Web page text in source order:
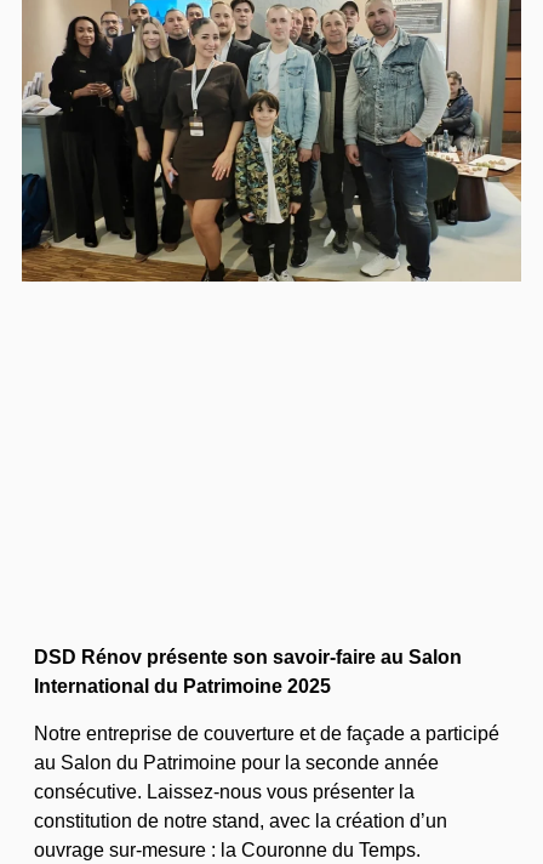
DSD Rénov présente son savoir-faire au Salon
International du Patrimoine 2025
Notre entreprise de couverture et de façade a participé
au Salon du Patrimoine pour la seconde année
consécutive. Laissez-nous vous présenter la
constitution de notre stand, avec la création d’un
ouvrage sur-mesure : la Couronne du Temps.